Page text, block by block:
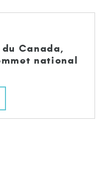
Canada,
national